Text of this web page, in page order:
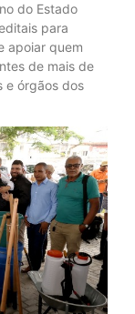
do Estado
para
apoiar quem
de mais de
e órgãos dos